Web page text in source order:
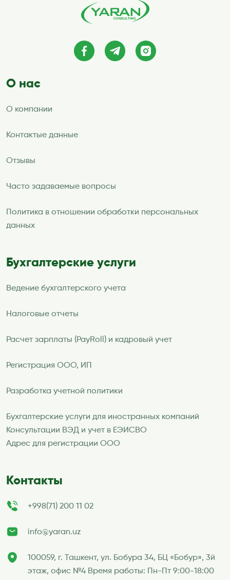
О нас
О компании
Контактые данные
Отзывы
Часто задаваемые вопросы
Политика в отношении обработки персональных
данных
Бухгалтерские услуги
Ведение бухгалтерского учета
Налоговые отчеты
Расчет зарплаты (PayRoll) и кадровый учет
Регистрация ООО, ИП
Разработка учетной политики
Бухгалтерские услуги для иностранных компаний
Консультации ВЭД и учет в ЕЭИСВО
Адрес для регистрации ООО
Контакты
+998(71) 200 11 02
info@yaran.uz
100059, г. Ташкент, ул. Бобура 34, БЦ «Бобур», 3й
этаж, офис №4 Время работы: Пн-Пт 9:00-18:00